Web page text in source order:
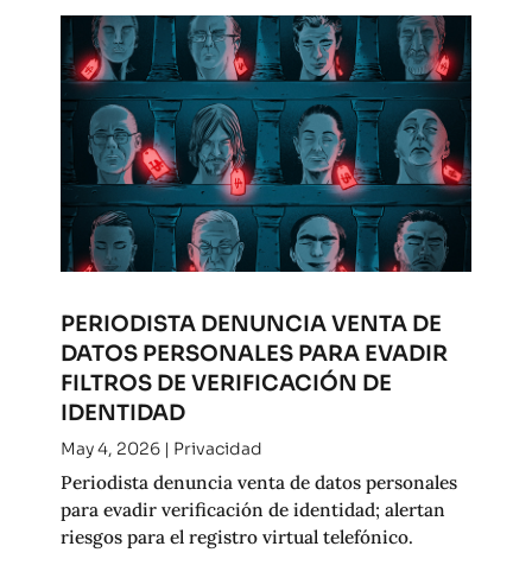
PERIODISTA DENUNCIA VENTA DE
DATOS PERSONALES PARA EVADIR
FILTROS DE VERIFICACIÓN DE
IDENTIDAD
May 4, 2026| Privacidad
Periodista denuncia venta de datos personales
para evadir verificación de identidad; alertan
riesgos para el registro virtual telefónico.